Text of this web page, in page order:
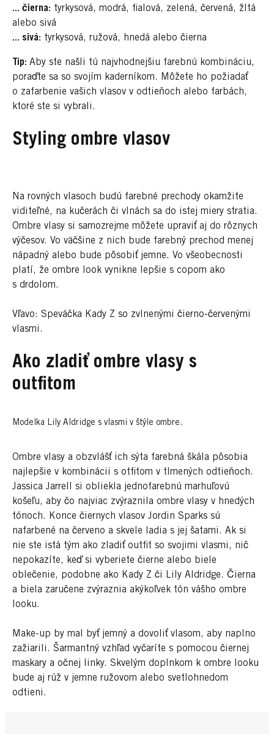
... čierna: tyrkysová, modrá, fialová, zelená, červená, žltá
alebo sivá
... sivá: tyrkysová, ružová, hnedá alebo čierna
Tip: Aby ste našli tú najvhodnejšiu farebnú kombináciu,
poraďte sa so svojím kaderníkom. Môžete ho požiadať
o zafarbenie vašich vlasov v odtieňoch alebo farbách,
ktoré ste si vybrali.
Styling ombre vlasov
Na rovných vlasoch budú farebné prechody okamžite
viditeľné, na kučerách či vlnách sa do istej miery stratia.
Ombre vlasy si samozrejme môžete upraviť aj do rôznych
výčesov. Vo väčšine z nich bude farebný prechod menej
nápadný alebo bude pôsobiť jemne. Vo všeobecnosti
platí, že ombre look vynikne lepšie s copom ako
s drdolom.
Vľavo: Speváčka Kady Z so zvlnenými čierno-červenými
vlasmi.
Ako zladiť ombre vlasy s
outfitom
Modelka Lily Aldridge s vlasmi v štýle ombre.
Ombre vlasy a obzvlášť ich sýta farebná škála pôsobia
najlepšie v kombinácii s otfitom v tlmených odtieňoch.
Jassica Jarrell si obliekla jednofarebnú marhuľovú
košeľu, aby čo najviac zvýraznila ombre vlasy v hnedých
tónoch. Konce čiernych vlasov Jordin Sparks sú
nafarbené na červeno a skvele ladia s jej šatami. Ak si
nie ste istá tým ako zladiť outfit so svojimi vlasmi, nič
nepokazíte, keď si vyberiete čierne alebo biele
oblečenie, podobne ako Kady Z či Lily Aldridge. Čierna
a biela zaručene zvýraznia akýkoľvek tón vášho ombre
looku.
Make-up by mal byť jemný a dovoliť vlasom, aby naplno
zažiarili. Šarmantný vzhľad vyčaríte s pomocou čiernej
maskary a očnej linky. Skvelým doplnkom k ombre looku
bude aj rúž v jemne ružovom alebo svetlohnedom
odtieni.